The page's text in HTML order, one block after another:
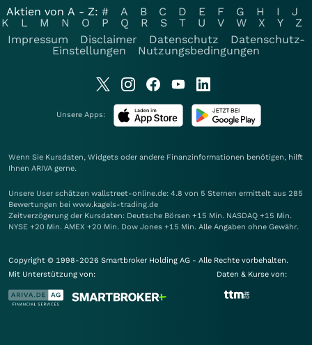
Aktien von A - Z: # A B C D E F G H I
J
K
L M N O P Q R S T U V W X Y
Z
Impressum
Disclaimer Datenschutz
Datenschutz-
Einstellungen
Nutzungsbedingungen
Unsere Apps:
Wenn Sie Kursdaten, Widgets oder andere Finanzinformationen benötigen, hilft
Ihnen ARIVA gerne.
Unsere User schätzen wallstreet-online.de: 4.8 von 5 Sternen ermittelt aus 285
Bewertungen bei www.kagels-trading.de
Zeitverzögerung der Kursdaten: Deutsche Börsen +15 Min. NASDAQ +15 Min.
NYSE +20 Min. AMEX +20 Min. Dow Jones +15 Min. Alle Angaben ohne Gewähr.
Copyright © 1998-2026 Smartbroker Holding AG - Alle Rechte vorbehalten.
Mit Unterstützung von:
Daten & Kurse von: